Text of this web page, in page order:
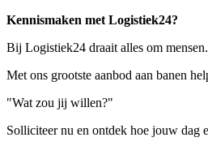
Kennismaken met Logistiek24?
Bij Logistiek24 draait alles om
Met ons grootste aanbod aan banen
"Wat zou jij willen?"
Solliciteer nu en ontdek hoe jouw dag